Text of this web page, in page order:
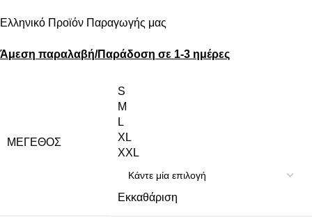
Ελληνικό Προϊόν Παραγωγής μας
Άμεση παραλαβή/Παράδοση σε 1-3 ημέρες
ΜΈΓΕΘΟΣ
S
M
L
XL
XXL
Εκκαθάριση